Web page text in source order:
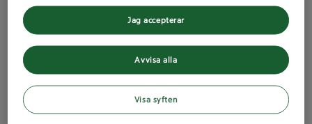
Avvisa alla
Jag accepterar
Visa syften